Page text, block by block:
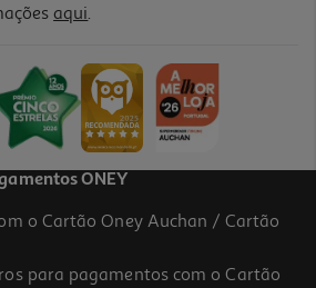
600116721 Os-0234
aqui.
ONEY
o Cartão Oney Auchan / Cartão
para pagamentos com o Cartão